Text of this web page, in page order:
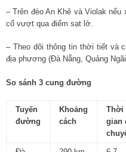
– Trên đèo An Khê và Violak
cố vượt qua điểm sạt lở.
– Theo dõi thông tin thời tiết và
địa phương (Đà Nẵng, Quảng
So sánh 3 cung đường
Tuyến
đường
Khoảng
cách
Thời
gian